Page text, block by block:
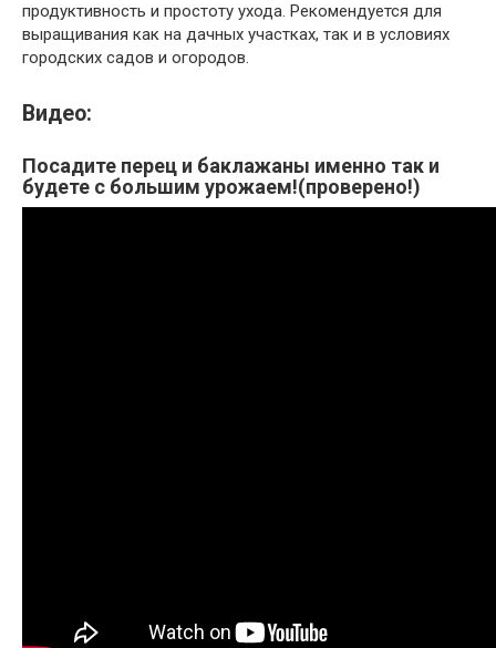
продуктивность и простоту ухода. Рекомендуется для
выращивания как на дачных участках, так и в условиях
городских садов и огородов.
Видео:
Посадите перец и баклажаны именно так и
будете с большим урожаем!(проверено!)